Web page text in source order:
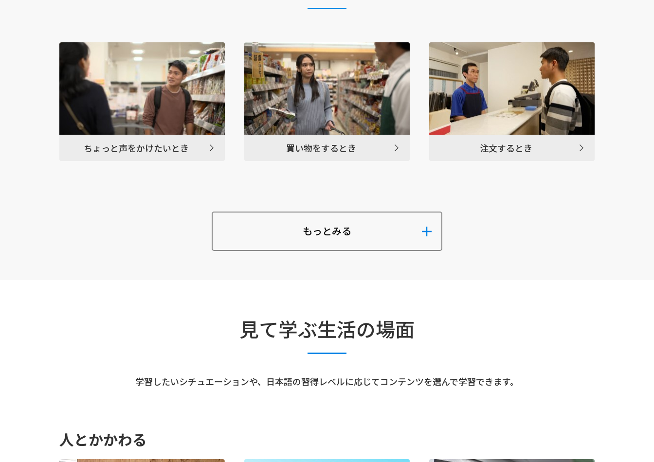
ちょっと声をかけたいとき 買い物をするとき 注文するとき
もっとみる
見て学ぶ生活の場面
学習したいシチュエーションや、日本語の習得レベルに応じてコンテンツを選んで学習できます。
⼈とかかわる